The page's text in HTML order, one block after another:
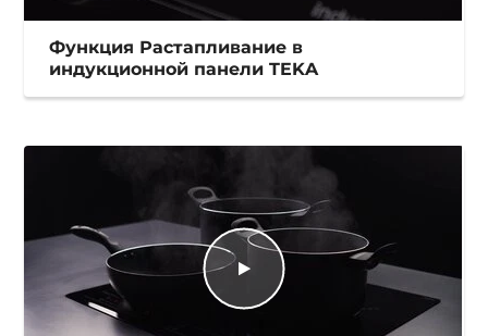
Функция Растапливание в
индукционной панели TEKA